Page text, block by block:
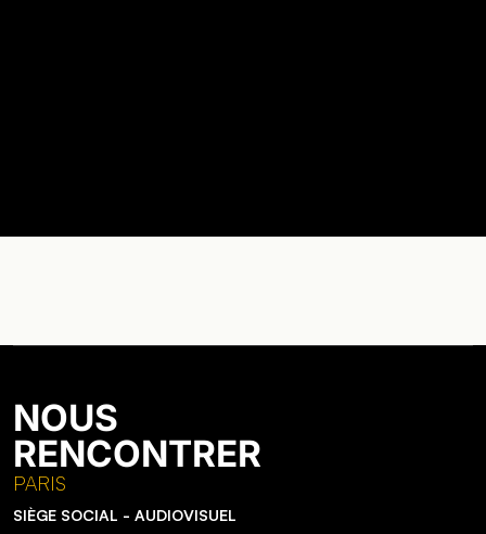
NOUS
RENCONTRER
PARIS
SIÈGE SOCIAL - AUDIOVISUEL